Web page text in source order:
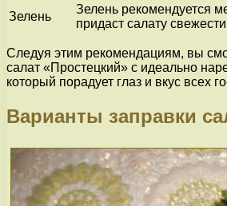
Зелень
Зелень рекомендуется
придаст салату
Следуя этим рекомендациям, вы
салат «Простецкий» с идеально
который порадует глаз и вкус всех
Варианты заправки